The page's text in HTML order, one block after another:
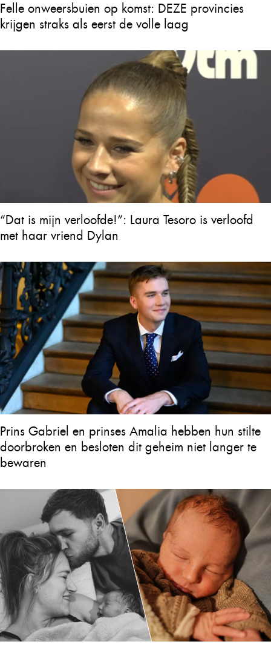
Felle onweersbuien op komst: DEZE provincies
krijgen straks als eerst de volle laag
“Dat is mijn verloofde!”: Laura Tesoro is verloofd
met haar vriend Dylan
Prins Gabriel en prinses Amalia hebben hun stilte
doorbroken en besloten dit geheim niet langer te
bewaren